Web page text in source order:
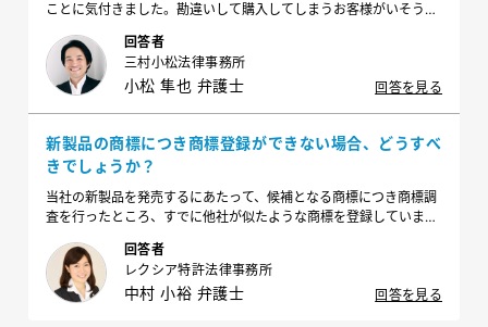
ことに気付きました。勘違いして購入してしまうお客様がいそうな
いです。また取引先に対しても、これは自社製品ではないと伝えて
おきたいです。どうすればよいですか？初期対応や注意が必要な点
についてアドバイスをお願いします。
回答者
三村小松法律事務所
小松 隼也 弁護士 回答を見る
新製品の商標につき商標登録ができない場合、どうすべ
きでしょうか？
当社の新製品を発売するにあたって、候補となる商標につき商標調
査を行ったところ、すでに他社が似たような商標を登録していまし
どのように商標の変更案を考えるべきでしょうか？
回答者
レクシア特許法律事務所
中村 小裕 弁護士 回答を見る